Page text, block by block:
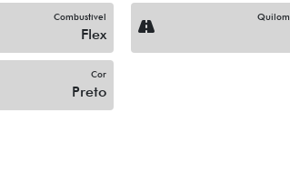
Combustível
Flex
Cor
Preto